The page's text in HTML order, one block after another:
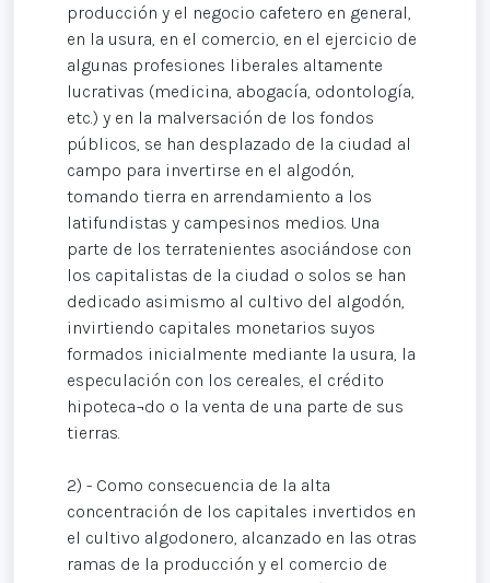
producción y el negocio cafetero en general,
en la usura, en el comercio, en el ejercicio de
algunas profesiones liberales altamente
lucrativas (medicina, abogacía, odontología,
etc.) y en la malversación de los fondos
públicos, se han desplazado de la ciudad al
campo para invertirse en el algodón,
tomando tierra en arrendamiento a los
latifundistas y campesinos medios. Una
parte de los terratenientes asociándose con
los capitalistas de la ciudad o solos se han
dedicado asimismo al cultivo del algodón,
invirtiendo capitales monetarios suyos
formados inicialmente mediante la usura, la
especulación con los cereales, el crédito
hipoteca¬do o la venta de una parte de sus
tierras.
2) - Como consecuencia de la alta
concentración de los capitales invertidos en
el cultivo algodonero, alcanzado en las otras
ramas de la producción y el comercio de